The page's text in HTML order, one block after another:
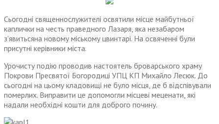
Сьогодні священнослужителі освятили місце майбутньої
каплички на честь праведного Лазаря, яка незабаром
з’явитьсяна новому міському цвинтарі. На освяченні були
присутні керівники міста.
Урочисту подію проводив настоятель броварського храму
Покрови Пресвятої Богородиці УПЦ КП Михайло Лесюк. До
сьогодні на цьому кладовищі не було місця, де б відспівували
померлих. Виправити це допомогли місцеві меценати, які
надали необхідні кошти для доброго почину.